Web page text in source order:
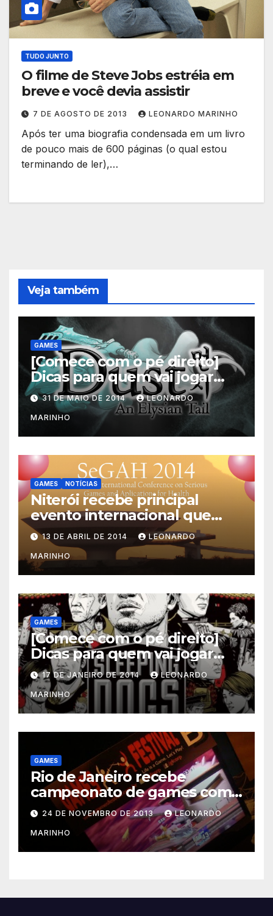
TUDO JUNTO
O filme de Steve Jobs estréia em
breve e você devia assistir
7 DE AGOSTO DE 2013 LEONARDO MARINHO
Após ter uma biografia condensada em um livro
de pouco mais de 600 páginas (o qual estou
terminando de ler),…
Veja também
GAMES
[Comece com o pé direito]
Dicas para quem vai jogar
Dust: An Elysian Tail
31 DE MAIO DE 2014 LEONARDO
MARINHO
GAMES NOTÍCIAS
Niterói recebe principal
evento internacional que
mescla saúde e jogos
13 DE ABRIL DE 2014 LEONARDO
MARINHO
GAMES
[Comece com o pé direito]
Dicas para quem vai jogar
Sleeping Dogs
17 DE JANEIRO DE 2014 LEONARDO
MARINHO
GAMES
Rio de Janeiro recebe
campeonato de games com
prêmios em dinheiro
24 DE NOVEMBRO DE 2013 LEONARDO
MARINHO